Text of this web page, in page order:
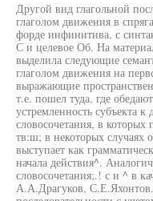
Другой вид глагольной
глаголом движения в
форде инфинитива, с
С и целевое Об. На
выделила следующие
глаголом движения на
выражающие
т.е. пошел туда, где
устремленность субъекта
словосочетания, в которых
тв:ш; в некоторых случаях
выступает как
начала действия^.
словосочетания;.! с и ^ в
А.А.Драгуков,